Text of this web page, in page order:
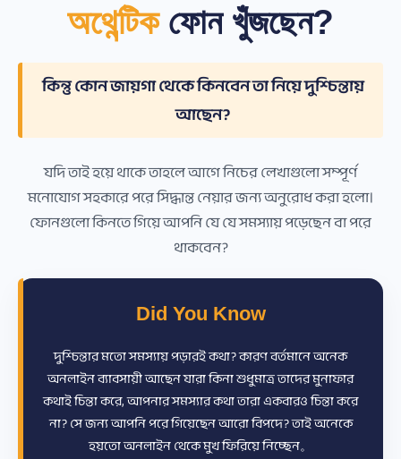
অথেন্টিকফোন খুঁজছেন?
কিন্তু কোন জায়গা থেকে কিনবেন তা নিয়ে দুশ্চিন্তায়
আছেন?
যদি তাই হয়ে থাকে তাহলে আগে নিচের লেখাগুলো সম্পূর্ণ
মনোযোগ সহকারে পরে সিদ্ধান্ত নেয়ার জন্য অনুরোধ করা হলো।
ফোনগুলো কিনতে গিয়ে আপনি যে যে সমস্যায় পড়েছেন বা পরে
থাকবেন?
Did You Know
দুশ্চিন্তার মতো সমস্যায় পড়ারই কথা? কারণ বর্তমানে অনেক
অনলাইন ব্যাবসায়ী আছেন যারা কিনা শুধুমাত্র তাদের মুনাফার
কথাই চিন্তা করে, আপনার সমস্যার কথা তারা একবারও চিন্তা করে
না? সে জন্য আপনি পরে গিয়েছেন আরো বিপদে? তাই অনেকে
হয়তো অনলাইন থেকে মুখ ফিরিয়ে নিচ্ছেন。